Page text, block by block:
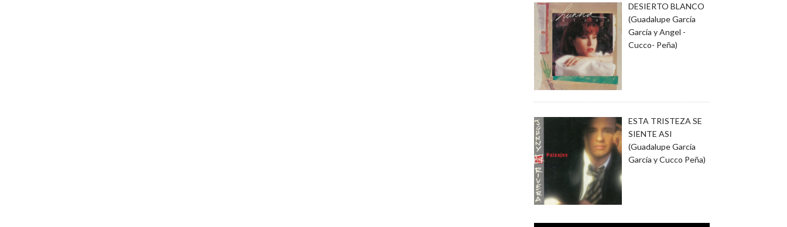
DESIERTO BLANCO
(Guadalupe García
García y Angel -
Cucco- Peña)
ESTA TRISTEZA SE
SIENTE ASI
(Guadalupe García
García y Cucco Peña)